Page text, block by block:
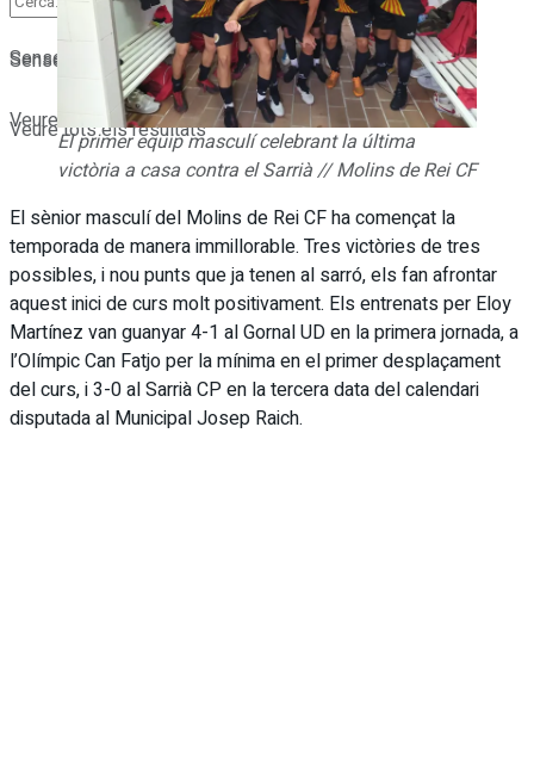
Sense resultats
Veure tots els resultats
Sense resultats
Veure tots els resultats
El primer equip masculí celebrant la última
victòria a casa contra el Sarrià // Molins de Rei CF
El sènior masculí del Molins de Rei CF ha començat la
temporada de manera immillorable. Tres victòries de tres
possibles, i nou punts que ja tenen al sarró, els fan afrontar
aquest inici de curs molt positivament. Els entrenats per Eloy
Martínez van guanyar 4-1 al Gornal UD en la primera jornada, a
l’Olímpic Can Fatjo per la mínima en el primer desplaçament
del curs, i 3-0 al Sarrià CP en la tercera data del calendari
disputada al Municipal Josep Raich.